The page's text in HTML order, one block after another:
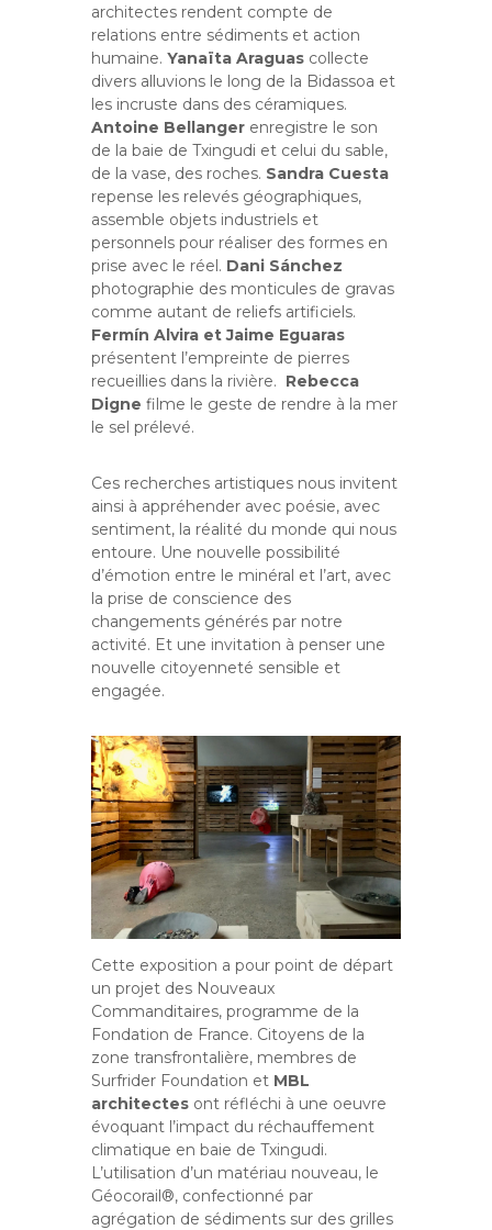
architectes rendent compte de
relations entre sédiments et action
humaine.Yanaïta Araguas collecte
divers alluvions le long de la Bidassoa et
les incruste dans des céramiques.
Antoine Bellanger enregistre le son
de la baie de Txingudi et celui du sable,
de la vase, des roches. Sandra Cuesta
repense les relevés géographiques,
assemble objets industriels et
personnels pour réaliser des formes en
prise avec le réel. Dani Sánchez
photographie des monticules de gravas
comme autant de reliefs artificiels.
Fermín Alvira et Jaime Eguaras
présentent l’empreinte de pierres
recueillies dans la rivière. Rebecca
Digne filme le geste de rendre à la mer
le sel prélevé.
Ces recherches artistiques nous invitent
ainsi à appréhender avec poésie, avec
sentiment, la réalité du monde qui nous
entoure. Une nouvelle possibilité
d’émotion entre le minéral et l’art, avec
la prise de conscience des
changements générés par notre
activité. Et une invitation à penser une
nouvelle citoyenneté sensible et
engagée.
Cette exposition a pour point de départ
un projet des Nouveaux
Commanditaires, programme de la
Fondation de France. Citoyens de la
zone transfrontalière, membres de
Surfrider Foundation et MBL
architectes ont réfléchi à une oeuvre
évoquant l’impact du réchauffement
climatique en baie de Txingudi.
L’utilisation d’un matériau nouveau, le
Géocorail®, confectionné par
agrégation de sédiments sur des grilles